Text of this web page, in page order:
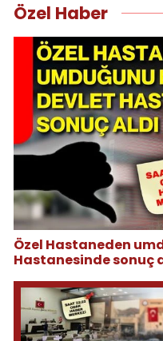
Özel Haber
Özel Hastaneden
Hastanesinde sonuç